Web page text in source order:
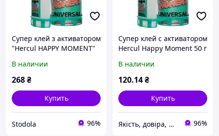
Супер клей з активатором
"Hercul HAPPY MOMENT"
В наличии
268₴
Купить
Stodola 96%
Супер клей с активатором
Hercul Happy Moment 50 г
В наличии
120.14₴
Купить
Якість, довіра, надійність «УКРГОСТ» 96%